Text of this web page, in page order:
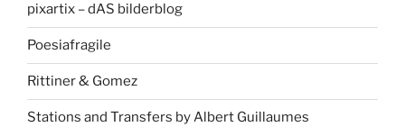
pixartix – dAS bilderblog
Poesiafragile
Rittiner & Gomez
Stations and Transfers by Albert Guillaumes